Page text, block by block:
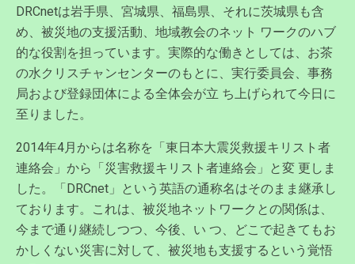
DRCnetは岩手県、宮城県、福島県、それに茨城県も含
め、被災地の支援活動、地域教会のネット ワークのハブ
的な役割を担っています。実際的な働きとしては、お茶
の水クリスチャンセンターのもとに、実行委員会、事務
局および登録団体による全体会が立 ち上げられて今日に
至りました。
2014年4月からは名称を「東日本大震災救援キリスト者
連絡会」から「災害救援キリスト者連絡会」と変 更しま
した。「DRCnet」という英語の通称名はそのまま継承し
ております。これは、被災地ネットワークとの関係は、
今まで通り継続しつつ、今後、い つ、どこで起きてもお
かしくない災害に対して、被災地も支援するという覚悟